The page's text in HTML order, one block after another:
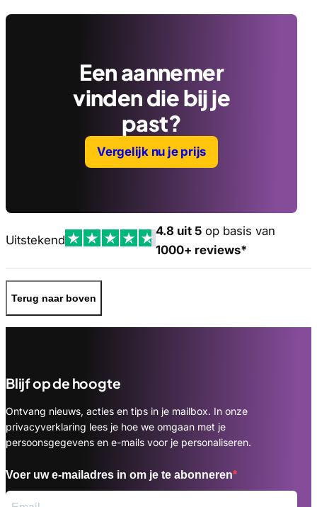
Een aannemer
vinden die bij je
past?
Vergelijk nu je prijs
Uitstekend
4.8 uit 5 op basis van
1000+ reviews*
Terug naar boven
Blijf op de hoogte
Ontvang nieuws, acties en tips in je mailbox. In onze
privacyverklaring lees je hoe we omgaan met je
persoonsgegevens en e-mails voor je personaliseren.
Voer uw e-mailadres in om je te abonneren